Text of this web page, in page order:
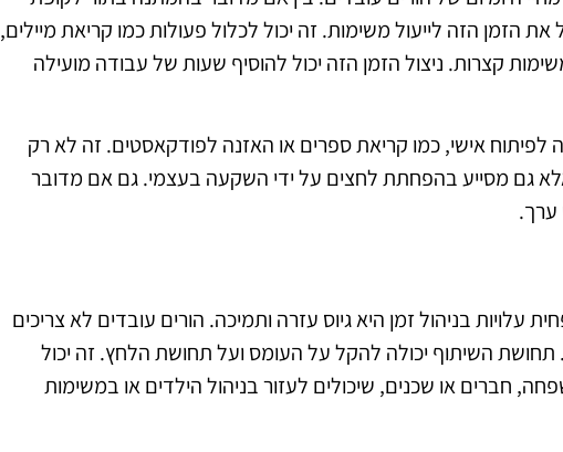
את הזמן הזה לייעול משימות. זה יכול לכלול פעולות כמו קריאת מיילים,
קצרות. ניצול הזמן הזה יכול להוסיף שעות של עבודה מועילה
לפיתוח אישי, כמו קריאת ספרים או האזנה לפודקאסטים. זה לא רק
גם מסייע בהפחתת לחצים על ידי השקעה בעצמי. גם אם מדובר
עלויות בניהול זמן היא גיוס עזרה ותמיכה. הורים עובדים לא צריכים
השיתוף יכולה להקל על העומס ועל תחושת הלחץ. זה יכול
חברים או שכנים, שיכולים לעזור בניהול הילדים או במשימות